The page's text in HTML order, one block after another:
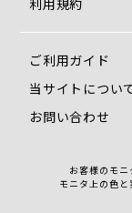
利用規約
ご利用ガイド
当サイトについ
お問い合わせ
お客様のモニ
モニタ上の色と